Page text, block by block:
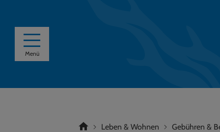
Menü
Gebühren &
Leben & Wohnen